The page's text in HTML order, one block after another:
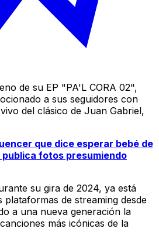
de su EP "PA'L CORA 02",
a sus seguidores con
del clásico de Juan Gabriel,
que dice esperar bebé de
publica fotos presumiendo
su gira de 2024, ya está
plataformas de streaming desde
a una nueva generación la
más icónicas de la